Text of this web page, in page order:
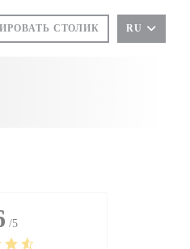
СТОЛИК RU
/5